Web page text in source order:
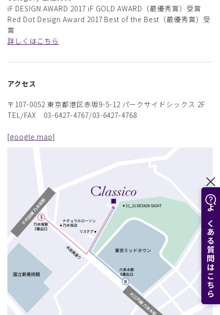
よくある質問はこちら
iF DESIGN AWARD 2017 iF GOLD AWARD（最優秀賞）受賞
Red Dot Design Award 2017 Best of the Best（最優秀賞）受
賞
詳しくはこちら
アクセス
〒107-0052 東京都港区赤坂9-5-12 パークサイドシックス 2F
TEL/FAX 03-6427-4767/03-6427-4768
[google map]